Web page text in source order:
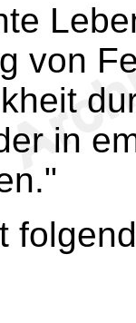
von
in